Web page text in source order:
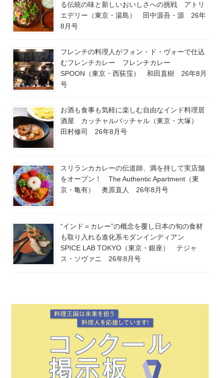
る伝統の味と新しいおいしさへの挑戦 アトリ
エデリー（東京・湯島） 田中源吾・源 26年
8月号
フレンチの料理人がフォン・ド・ヴォーで仕込
むフレンチカレー フレンチカレー
SPOON（東京・西荻窪） 和田直樹 26年8月
号
お酒も食事も気軽に楽しむ自由なインド料理居
酒屋 カッチャルバッチャル（東京・大塚）
田村修司 26年8月号
スリランカカレーの伝道師、満を持して実店舗
をオープン！ The Authentic Apartment（東
京・亀有） 奥原直人 26年8月号
“インド＝カレー”の概念を覆し日本の旬の食材
も取り入れる進化系モダンインディアン
SPICE LAB TOKYO（東京・銀座） テジャ
ス・ソヴァニ 26年8月号